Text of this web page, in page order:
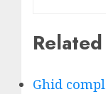
Ghid